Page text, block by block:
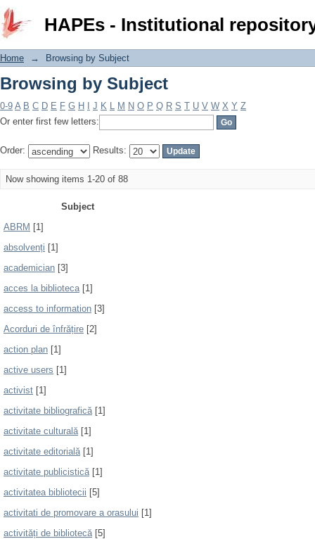
HAPEs - Institutional
Browsing by Subject
Home → Browsing by Subject
Browsing by Subject
0-9 A B C D E F G H J K L M N O P Q R S T U V W X Y Z
Or enter first few letters:
Order: Results:
Now showing items 1-20 of 88
Subject
ABRM [1]
absolvenți [1]
academician [3]
acces la biblioteca[1]
access to information [3]
Acorduri de înfrățire [2]
action plan [1]
active users [1]
activist [1]
activitate bibliografică[1]
activitate culturală[1]
activitate editorială[1]
activitate publicistică[1]
activitatea bibliotecii [5]
activitati de promovare a orasului [1]
activități de bibliotecă[5]